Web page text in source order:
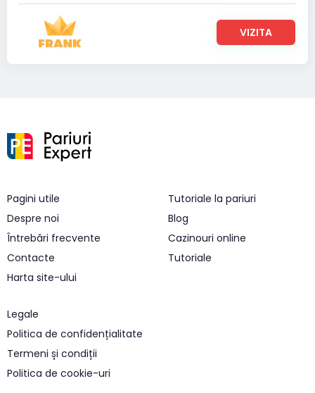
VIZITA
Pagini utile
Despre noi
Întrebări frecvente
Contacte
Harta site-ului
Tutoriale la pariuri
Blog
Cazinouri online
Tutoriale
Legale
Politica de confidențialitate
Termeni și condiții
Politica de cookie-uri